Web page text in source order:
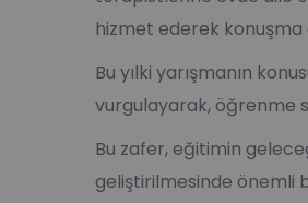
hizmet ederek konuşma
Bu yılki yarışmanın
vurgulayarak, öğrenme
Bu zafer, eğitimin
geliştirilmesinde önemli